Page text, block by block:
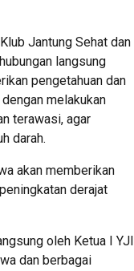
Jantung Sehat dan
langsung
pengetahuan dan
melakukan
terawasi, agar
darah.
akan memberikan
derajat
oleh Ketua I YJI
dan berbagai